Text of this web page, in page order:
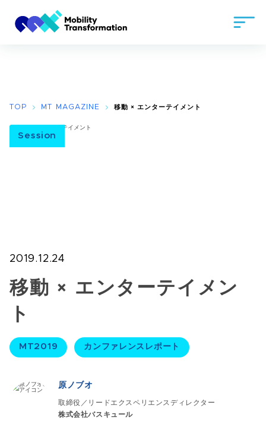
TOP MT MAGAZINE 移動 × エンターテイメント
Session
2019.12.24
移動 × エンターテイメン
ト
MT2019 カンファレンスレポート
原ノブオ
取締役／リードエクスペリエンスディレクター
株式会社バスキュール